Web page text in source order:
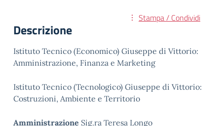
Stampa / Condividi
Descrizione
Istituto Tecnico (Economico) Giuseppe di Vittorio:
Amministrazione, Finanza e Marketing
Istituto Tecnico (Tecnologico) Giuseppe di Vittorio:
Costruzioni, Ambiente e Territorio
Amministrazione Sig.ra Teresa Longo